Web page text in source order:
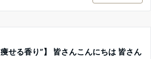
痩せる香り”】 皆さんこんにちは 皆さん